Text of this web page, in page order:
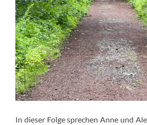
In dieser Folge sprechen Anne und